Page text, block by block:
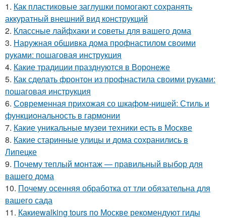
1. Как пластиковые заглушки помогают сохранять
аккуратный внешний вид конструкций
2. Классные лайфхаки и советы для вашего дома
3. Наружная обшивка дома профнастилом своими
руками: пошаговая инструкция
4. Какие традиции празднуются в Воронеже
5. Как сделать фронтон из профнастила своими руками:
пошаговая инструкция
6. Современная прихожая со шкафом-нишей: Стиль и
функциональность в гармонии
7. Какие уникальные музеи техники есть в Москве
8. Какие старинные улицы и дома сохранились в
Липецке
9. Почему теплый монтаж — правильный выбор для
вашего дома
10. Почему осенняя обработка от тли обязательна для
вашего сада
11. Какиеwalking tours по Москве рекомендуют гиды